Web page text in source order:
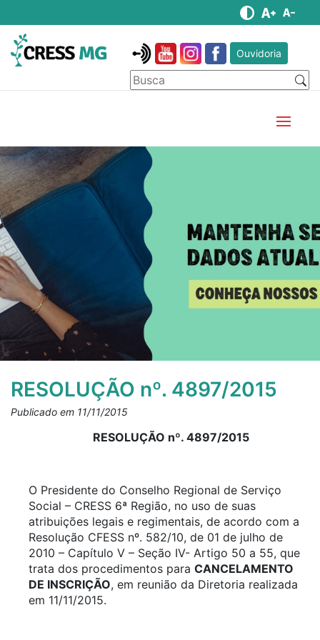
Ouvidoria
RESOLUÇÃO nº. 4897/2015
Publicado em 11/11/2015
RESOLUÇÃO nº. 4897/2015
O Presidente do Conselho Regional de Serviço
Social – CRESS 6ª Região, no uso de suas
atribuições legais e regimentais, de acordo com a
Resolução CFESS nº. 582/10, de 01 de julho de
2010 – Capítulo V – Seção IV- Artigo 50 a 55, que
trata dos procedimentos para CANCELAMENTO
DE INSCRIÇÃO, em reunião da Diretoria realizada
em 11/11/2015.